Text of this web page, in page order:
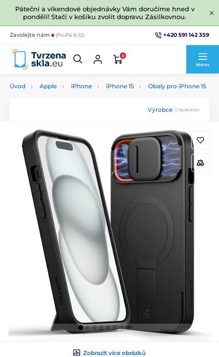
Páteční a víkendové objednávky Vám doručíme hned v
pondělí! Stačí v košíku zvolit dopravu Zásilkovnou.
Zavolejte nám (Po-Pá 9-12) +420 591 142 359
0
Menu
Úvod Apple iPhone iPhone 15 Obaly pro iPhone 15
Výrobce
Zobrazit více obrázků